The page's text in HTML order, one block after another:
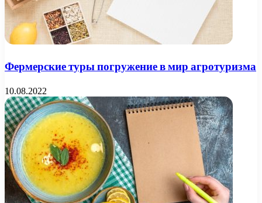
Фермерские туры погружение в мир агротуризма
10.08.2022